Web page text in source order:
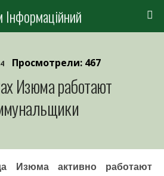
Інформаційний
Просмотрели: 467
Изюма работают
Изюма активно работают